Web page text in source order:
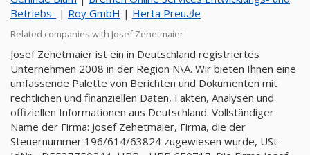
Betriebs- | Roy GmbH | Herta Preuكe
Related companies with Josef Zehetmaier
Josef Zehetmaier ist ein in Deutschland registriertes
Unternehmen 2008 in der Region N\A. Wir bieten Ihnen eine
umfassende Palette von Berichten und Dokumenten mit
rechtlichen und finanziellen Daten, Fakten, Analysen und
offiziellen Informationen aus Deutschland. Vollständiger
Name der Firma: Josef Zehetmaier, Firma, die der
Steuernummer 196/614/63824 zugewiesen wurde, USt-